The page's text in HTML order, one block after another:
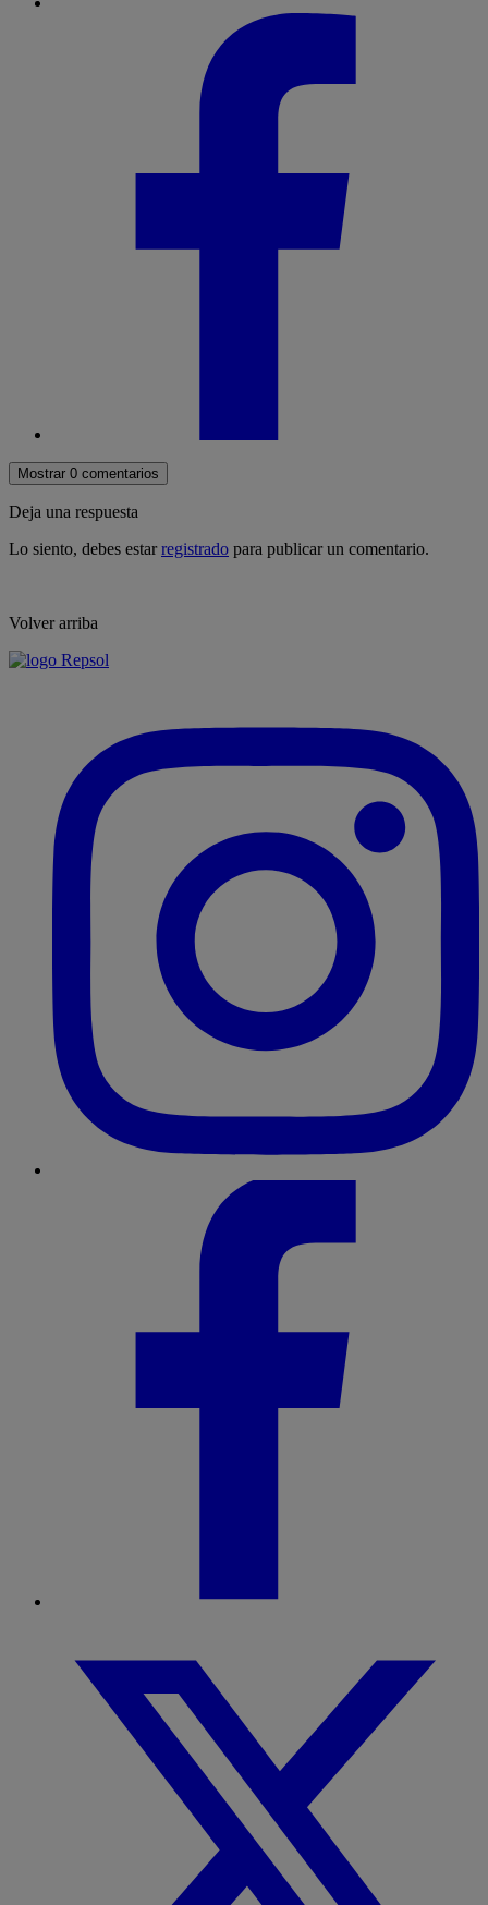
Mostrar 0 comentarios
Deja una respuesta
Lo siento, debes estarregistrado para publicar un comentario.
Volver arriba